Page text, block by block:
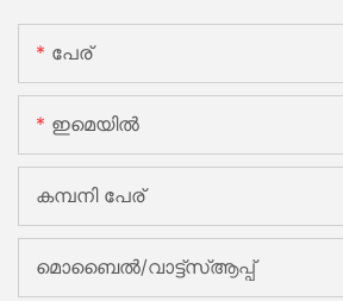
പേര്
ഇമെയിൽ
കമ്പനി പേര്
മൊബൈൽ/വാട്ട്‌സ്ആപ്പ്